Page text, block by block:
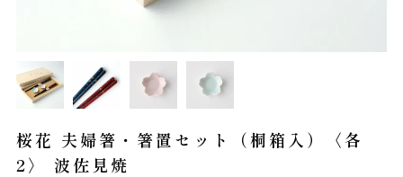
桜花 夫婦箸・箸置セット（桐箱入）〈各
2〉 波佐見焼